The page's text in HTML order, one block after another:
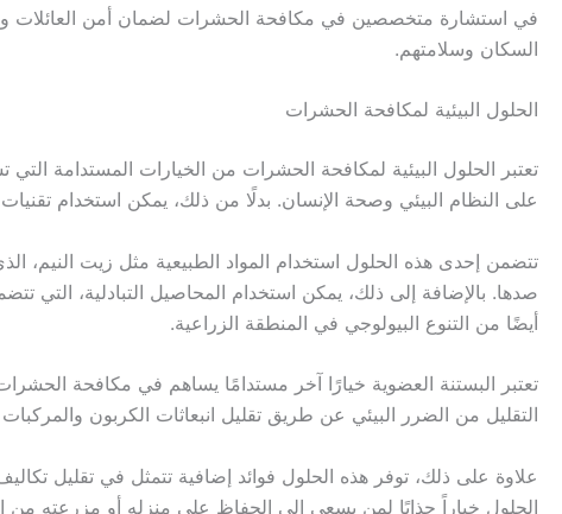
في استشارة متخصصين في مكافحة الحشرات لضمان أمن العائلات
السكان وسلامتهم.
الحلول البيئية لمكافحة الحشرات
تعتبر الحلول البيئية لمكافحة الحشرات من الخيارات المستدامة
على النظام البيئي وصحة الإنسان. بدلًا من ذلك، يمكن استخدام
تتضمن إحدى هذه الحلول استخدام المواد الطبيعية مثل زيت
صدها. بالإضافة إلى ذلك، يمكن استخدام المحاصيل التبادلية،
أيضًا من التنوع البيولوجي في المنطقة الزراعية.
تعتبر البستنة العضوية خيارًا آخر مستدامًا يساهم في مكافحة
التقليل من الضرر البيئي عن طريق تقليل انبعاثات الكربون والمركبات
علاوة على ذلك، توفر هذه الحلول فوائد إضافية تتمثل في تقليل
الحلول خياراً جذابًا لمن يسعى إلى الحفاظ على منزله أو مزرعته من